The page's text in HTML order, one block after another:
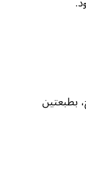
بطبعتين